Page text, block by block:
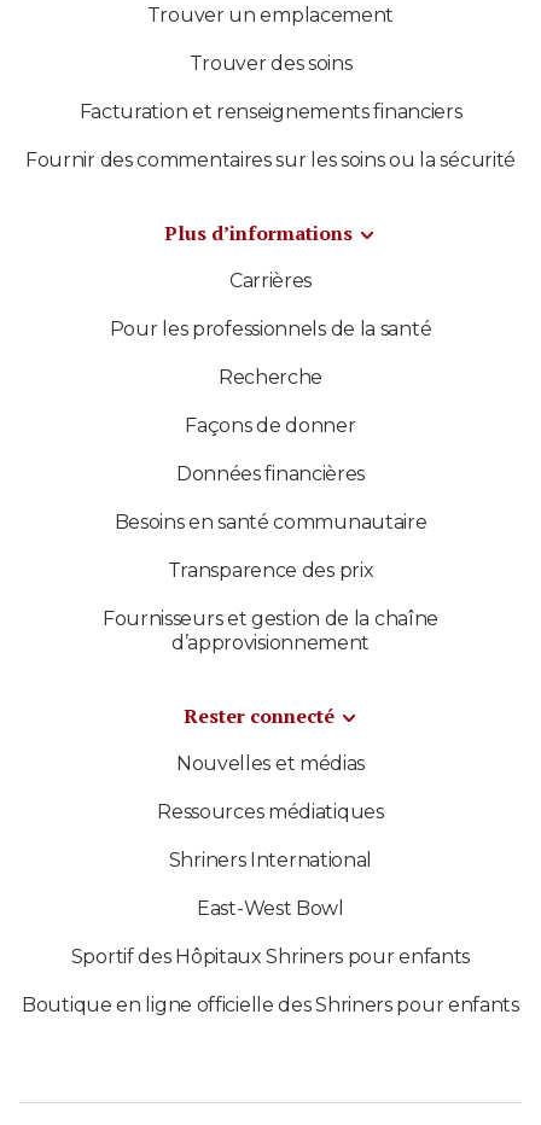
Trouver un emplacement
Trouver des soins
Facturation et renseignements financiers
Fournir des commentaires sur les soins ou la sécurité
Plus d’informations
Carrières
Pour les professionnels de la santé
Recherche
Façons de donner
Données financières
Besoins en santé communautaire
Transparence des prix
Fournisseurs et gestion de la chaîne
d’approvisionnement
Rester connecté
Nouvelles et médias
Ressources médiatiques
Shriners International
East-West Bowl
Sportif des Hôpitaux Shriners pour enfants
Boutique en ligne officielle des Shriners pour enfants